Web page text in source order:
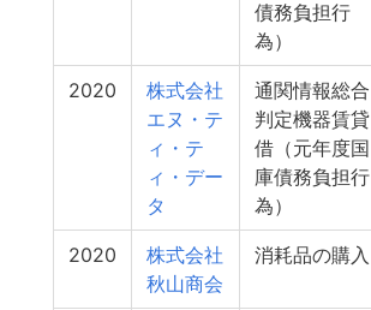
債務負担行
為）
2020
株式会社
エヌ・テ
ィ・テ
ィ・デー
タ
通関情報総合
判定機器賃貸
借（元年度国
庫債務負担行
為）
2020
株式会社
秋山商会
消耗品の購入